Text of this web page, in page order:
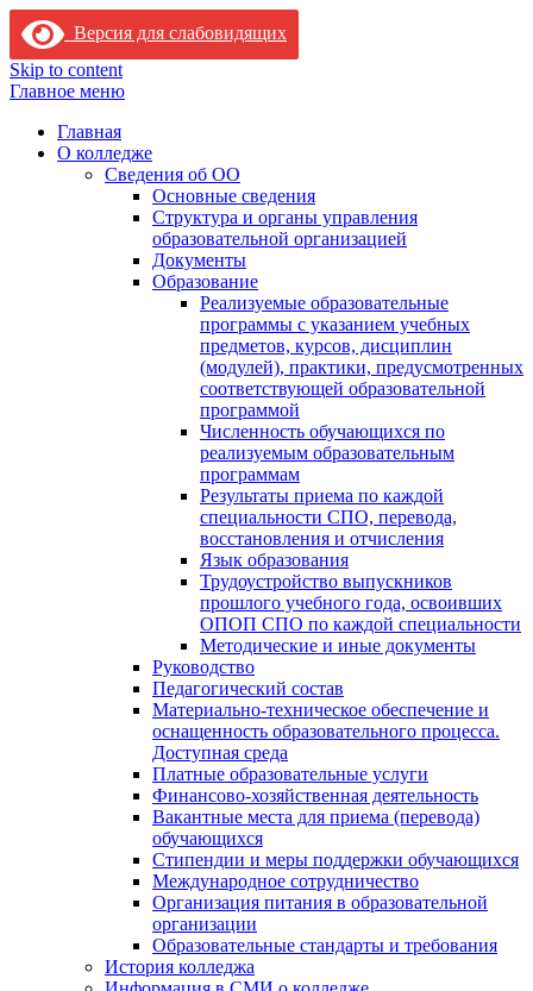
Версия для слабовидящих
Skip to content
Главное меню
Главная
О колледже
Сведения об ОО
Основные сведения
Структура и органы управления
образовательной организацией
Документы
Образование
Реализуемые образовательные
программы с указанием учебных
предметов, курсов, дисциплин
(модулей), практики, предусмотренных
соответствующей образовательной
программой
Численность обучающихся по
реализуемым образовательным
программам
Результаты приема по каждой
специальности СПО, перевода,
восстановления и отчисления
Язык образования
Трудоустройство выпускников
прошлого учебного года, освоивших
ОПОП СПО по каждой специальности
Методические и иные документы
Руководство
Педагогический состав
Материально-техническое обеспечение и
оснащенность образовательного процесса.
Доступная среда
Платные образовательные услуги
Финансово-хозяйственная деятельность
Вакантные места для приема (перевода)
обучающихся
Стипендии и меры поддержки обучающихся
Международное сотрудничество
Организация питания в образовательной
организации
Образовательные стандарты и требования
История колледжа